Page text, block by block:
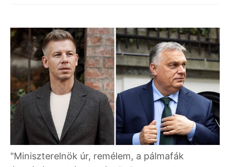
"Miniszterelnök úr, remélem, a pálmafák